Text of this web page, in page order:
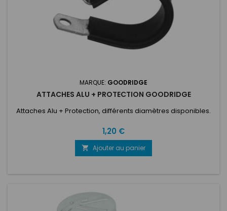
MARQUE: GOODRIDGE
ATTACHES ALU + PROTECTION GOODRIDGE
Attaches Alu + Protection, différents diamètres disponibles.
Prix
1,20 €
 Ajouter au panier